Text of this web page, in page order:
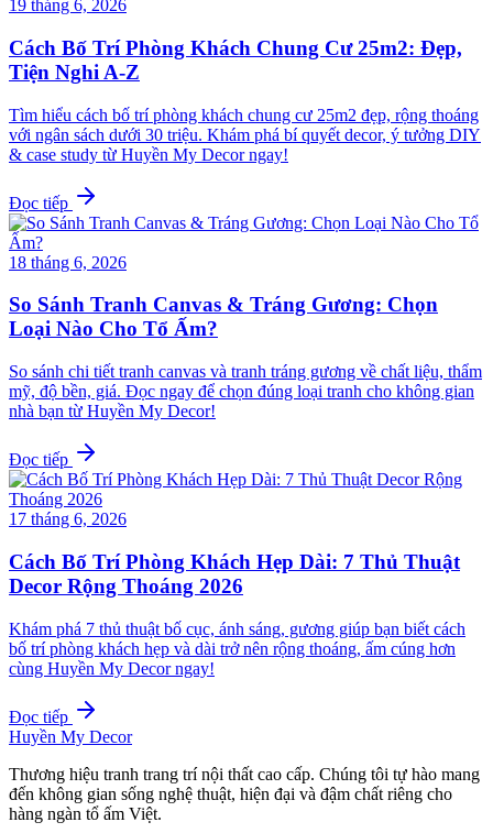
19 tháng 6, 2026
Cách Bố Trí Phòng Khách Chung Cư 25m2: Đẹp,
Tiện Nghi A-Z
Tìm hiểu cách bố trí phòng khách chung cư 25m2 đẹp, rộng thoáng
với ngân sách dưới 30 triệu. Khám phá bí quyết decor, ý tưởng DIY
& case study từ Huyền My Decor ngay!
Đọc tiếp
18 tháng 6, 2026
So Sánh Tranh Canvas & Tráng Gương: Chọn
Loại Nào Cho Tổ Ấm?
So sánh chi tiết tranh canvas và tranh tráng gương về chất liệu, thẩm
mỹ, độ bền, giá. Đọc ngay để chọn đúng loại tranh cho không gian
nhà bạn từ Huyền My Decor!
Đọc tiếp
17 tháng 6, 2026
Cách Bố Trí Phòng Khách Hẹp Dài: 7 Thủ Thuật
Decor Rộng Thoáng 2026
Khám phá 7 thủ thuật bố cục, ánh sáng, gương giúp bạn biết cách
bố trí phòng khách hẹp và dài trở nên rộng thoáng, ấm cúng hơn
cùng Huyền My Decor ngay!
Đọc tiếp
Huyền My Decor
Thương hiệu tranh trang trí nội thất cao cấp. Chúng tôi tự hào mang
đến không gian sống nghệ thuật, hiện đại và đậm chất riêng cho
hàng ngàn tổ ấm Việt.